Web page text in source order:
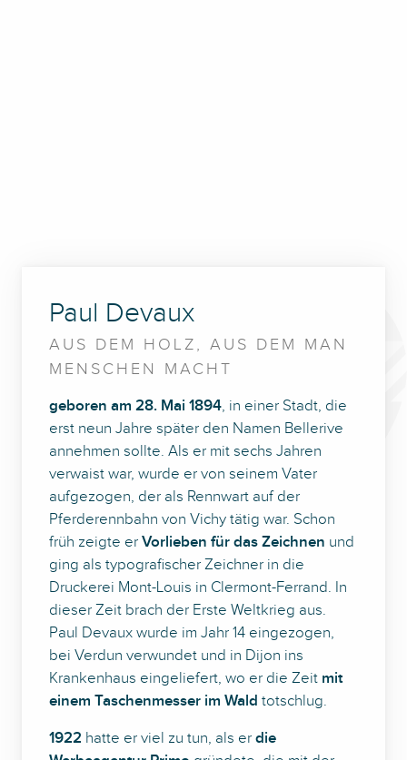
Paul Devaux
AUS DEM HOLZ, AUS DEM MAN
MENSCHEN MACHT
geboren am 28. Mai 1894, in einer Stadt, die
erst neun Jahre später den Namen Bellerive
annehmen sollte. Als er mit sechs Jahren
verwaist war, wurde er von seinem Vater
aufgezogen, der als Rennwart auf der
Pferderennbahn von Vichy tätig war. Schon
früh zeigte er Vorlieben für das Zeichnen und
ging als typografischer Zeichner in die
Druckerei Mont-Louis in Clermont-Ferrand. In
dieser Zeit brach der Erste Weltkrieg aus.
Paul Devaux wurde im Jahr 14 eingezogen,
bei Verdun verwundet und in Dijon ins
Krankenhaus eingeliefert, wo er die Zeit mit
einem Taschenmesser im Wald totschlug.
1922 hatte er viel zu tun, als er die